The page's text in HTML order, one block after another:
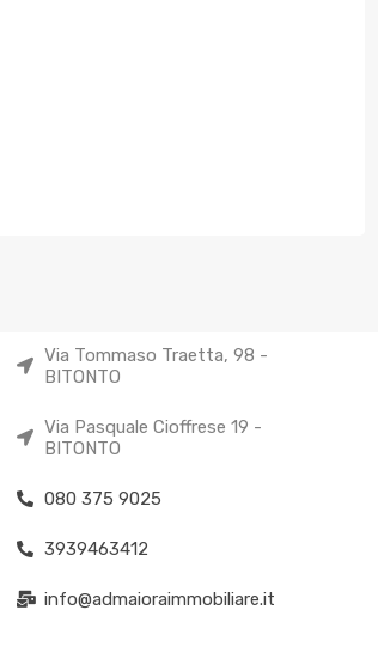
Via Tommaso Traetta, 98 -
BITONTO
Via Pasquale Cioffrese 19 -
BITONTO
080 375 9025
3939463412
info@admaioraimmobiliare.it